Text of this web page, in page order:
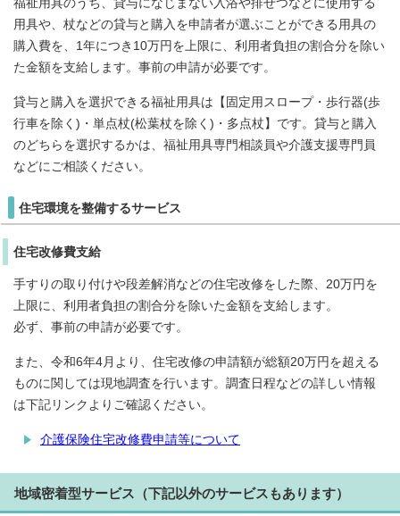
福祉用具のうち、貸与になじまない入浴や排せつなどに使用する
用具や、杖などの貸与と購入を申請者が選ぶことができる用具の
購入費を、1年につき10万円を上限に、利用者負担の割合分を除い
た金額を支給します。事前の申請が必要です。
貸与と購入を選択できる福祉用具は【固定用スロープ・歩行器(歩
行車を除く)・単点杖(松葉杖を除く)・多点杖】です。貸与と購入
のどちらを選択するかは、福祉用具専門相談員や介護支援専門員
などにご相談ください。
住宅環境を整備するサービス
住宅改修費支給
手すりの取り付けや段差解消などの住宅改修をした際、20万円を
上限に、利用者負担の割合分を除いた金額を支給します。
必ず、事前の申請が必要です。
また、令和6年4月より、住宅改修の申請額が総額20万円を超える
ものに関しては現地調査を行います。調査日程などの詳しい情報
は下記リンクよりご確認ください。
介護保険住宅改修費申請等について
地域密着型サービス（下記以外のサービスもあります）